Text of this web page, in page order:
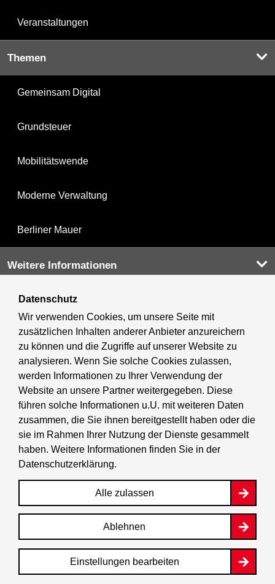
Veranstaltungen
Themen
Gemeinsam Digital
Grundsteuer
Mobilitätswende
Moderne Verwaltung
Berliner Mauer
Weitere Informationen
Kultur & Ausgehen
Tourismus
Wirtschaft
Stadtleben
BerlinFinder
Berlin.de ist ein Angebot des Landes Berlin. Weitere
Informationen hierzu finden Sie im
Datenschutz
Wir verwenden Cookies, um unsere Seite mit
zusätzlichen Inhalten anderer Anbieter anzureichern
zu können und die Zugriffe auf unserer Website zu
analysieren. Wenn Sie solche Cookies zulassen,
werden Informationen zu Ihrer Verwendung der
Website an unsere Partner weitergegeben. Diese
führen solche Informationen u.U. mit weiteren Daten
zusammen, die Sie ihnen bereitgestellt haben oder die
sie im Rahmen Ihrer Nutzung der Dienste gesammelt
haben. Weitere Informationen finden Sie in der
Datenschutzerklärung.
Einstellungen bearbeiten
Ablehnen
Alle zulassen